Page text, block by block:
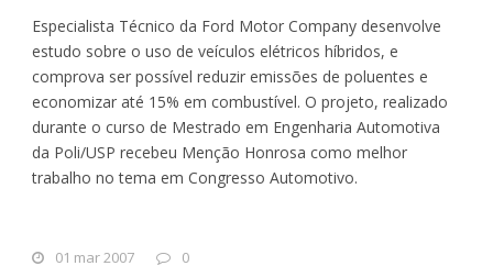
Especialista Técnico da Ford Motor Company desenvolve
estudo sobre o uso de veículos elétricos híbridos, e
comprova ser possível reduzir emissões de poluentes e
economizar até 15% em combustível. O projeto, realizado
durante o curso de Mestrado em Engenharia Automotiva
da Poli/USP recebeu Menção Honrosa como melhor
trabalho no tema em Congresso Automotivo.
01 mar 2007 0